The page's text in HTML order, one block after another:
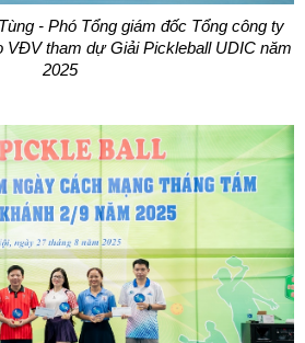
- Phó Tổng giám đốc Tổng công ty
VĐV tham dự Giải Pickleball UDIC năm
2025